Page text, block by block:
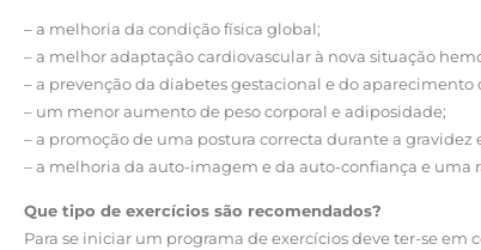
– a melhoria da condição física global;
– a melhor adaptação cardiovascular à nova situação
– a prevenção da diabetes gestacional e do aparecimento
– um menor aumento de peso corporal e adiposidade;
– a promoção de uma postura correcta durante a
– a melhoria da auto-imagem e da auto-confiança e uma
Que tipo de exercícios são recomendados?
Para se iniciar um programa de exercícios deve ter-se